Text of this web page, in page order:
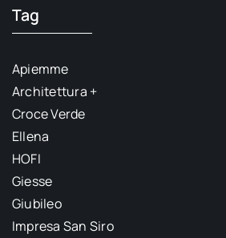
Tag
Apiemme
Architettura +
Croce Verde
Ellena
HOFI
Giesse
Giubileo
Impresa San Siro